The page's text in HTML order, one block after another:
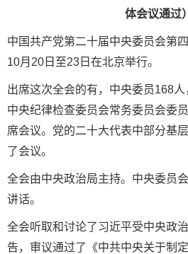
体会议通过）
中国共产党第二十届中央委员会第
10月20日至23日在北京举行。
出席这次全会的有，中央委员168人
中央纪律检查委员会常务委员会委
席会议。党的二十大代表中部分基
了会议。
全会由中央政治局主持。中央委员
讲话。
全会听取和讨论了习近平受中央政
告，审议通过了《中共中央关于制